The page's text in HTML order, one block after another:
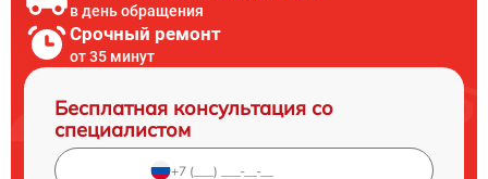
в день обращения
Срочный ремонт
от 35 минут
Бесплатная консультация со
специалистом